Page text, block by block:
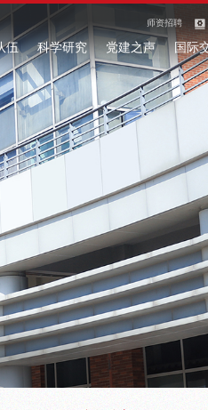
师资招聘
伍 科学研究 党建之声 国际